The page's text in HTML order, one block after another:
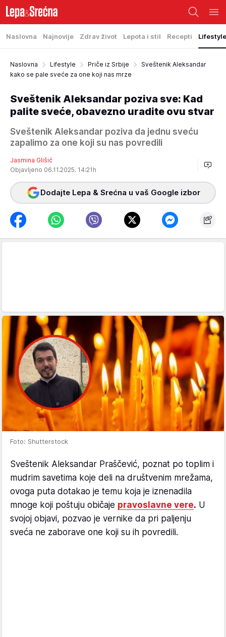
Naslovna Najnovije Zdrav život Lepota i stil Recepti Lifestyle
Naslovna Lifestyle Priče iz Srbije
Sveštenik Aleksandar
kako se pale sveće za one koji nas mrze
Sveštenik Aleksandar poziva sve: Kad
palite sveće, obavezno uradite ovu stvar
Sveštenik Aleksandar poziva da jednu sveću
zapalimo za one koji su nas povredili
Jasmina Glišić
Objavljeno 06.11.2025. 14:21h
Dodajte Lepa & Srećna u vaš Google izbor
Foto: Shutterstock
Sveštenik Aleksandar Praščević, poznat po toplim i
mudrim savetima koje deli na društvenim mrežama,
ovoga puta dotakao je temu koja je iznenadila
mnoge koji poštuju običaje pravoslavne vere. U
svojoj objavi, pozvao je vernike da pri paljenju
sveća ne zaborave one koji su ih povredili.